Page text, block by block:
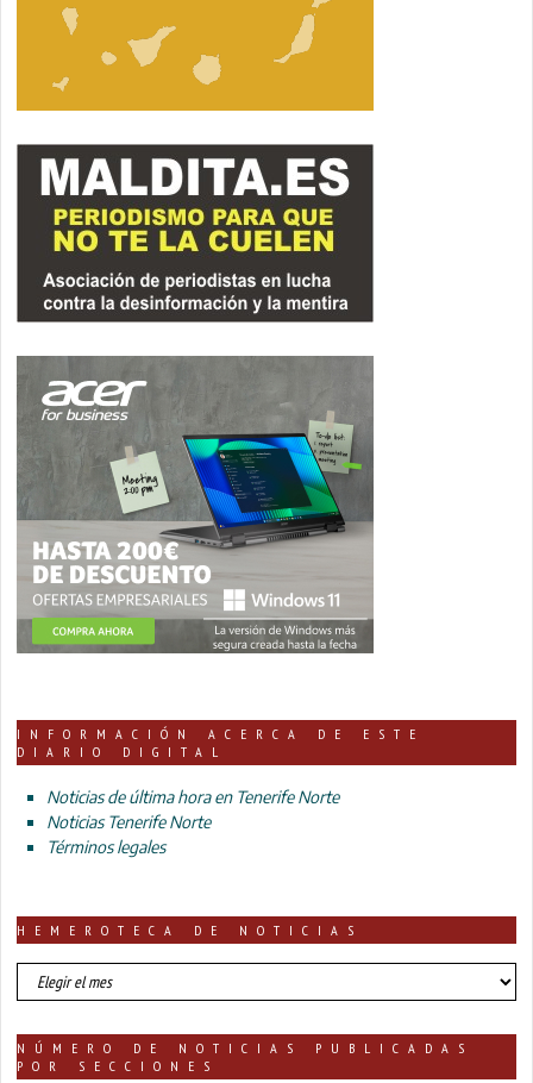
INFORMACIÓN ACERCA DE ESTE
DIARIO DIGITAL
Noticias de última hora en Tenerife Norte
Noticias Tenerife Norte
Términos legales
HEMEROTECA DE NOTICIAS
HEMEROTECA
DE
NÚMERO DE NOTICIAS PUBLICADAS
POR SECCIONES